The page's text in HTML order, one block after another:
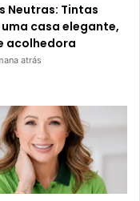
Neutras: Tintas
casa elegante,
acolhedora
atrás